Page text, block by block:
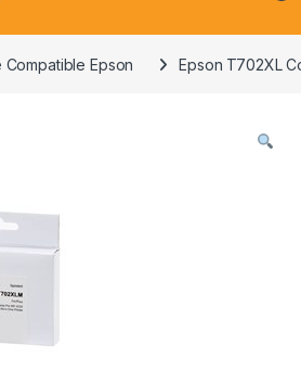
Compatible Epson Epson T702XL